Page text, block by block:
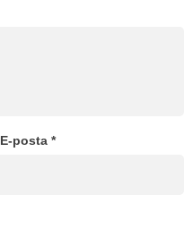
E-posta*